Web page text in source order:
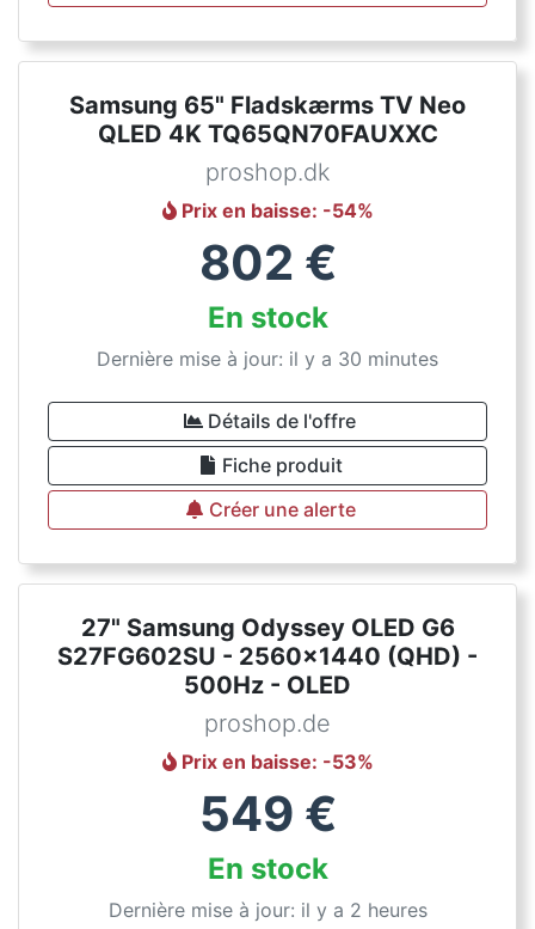
Samsung 65" Fladskærms TV Neo
QLED 4K TQ65QN70FAUXXC
proshop.dk
Prix en baisse: -54%
802 €
En stock
Dernière mise à jour: il y a 30 minutes
Détails de l'offre
Fiche produit
Créer une alerte
27" Samsung Odyssey OLED G6
S27FG602SU - 2560x1440 (QHD) -
500Hz - OLED
proshop.de
Prix en baisse: -53%
549 €
En stock
Dernière mise à jour: il y a 2 heures